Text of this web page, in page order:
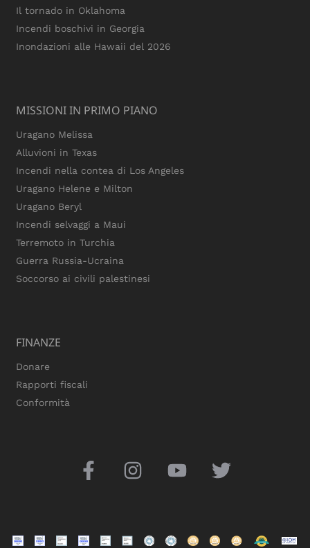
Il tornado in Oklahoma
Incendi boschivi in Georgia
Inondazioni alle Hawaii del 2026
MISSIONI IN PRIMO PIANO
Uragano Melissa
Alluvioni in Texas
Incendi nella contea di Los Angeles
Uragano Helene e Milton
Uragano Beryl
Incendi selvaggi a Maui
Terremoto in Turchia
Guerra Russia-Ucraina
Soccorso ai civili palestinesi
FINANZE
Donare
Rapporti fiscali
Conformità